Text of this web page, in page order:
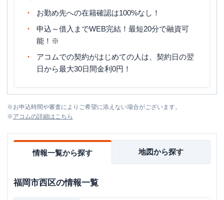
お勤め先への在籍確認は100%なし！
申込～借入までWEB完結！最短20分で融資可
能！※
アコムでの契約がはじめての人は、契約日の翌
日から最大30日間金利0円！
※お申込時間や審査によりご希望に添えない場合がございます。
※アコムの詳細はこちら
情報一覧から探す 地図から探す
福岡市西区の情報一覧